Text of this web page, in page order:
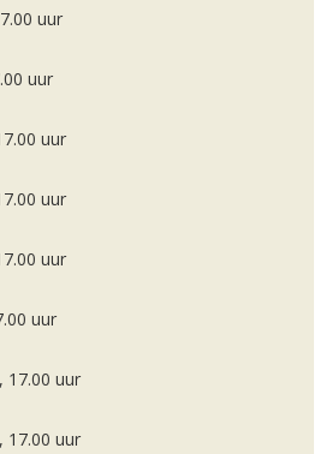
uur
uur
uur
uur
uur
uur
17.00 uur
17.00 uur